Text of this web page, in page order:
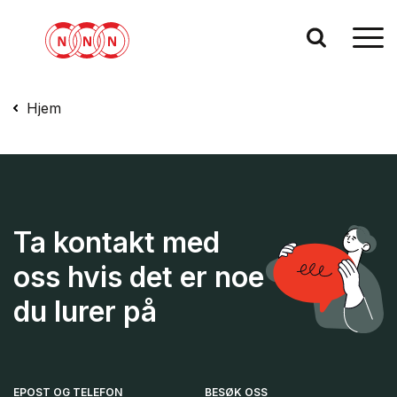
Hjem
Ta kontakt med
oss hvis det er noe
du lurer på
EPOST OG TELEFON BESØK OSS